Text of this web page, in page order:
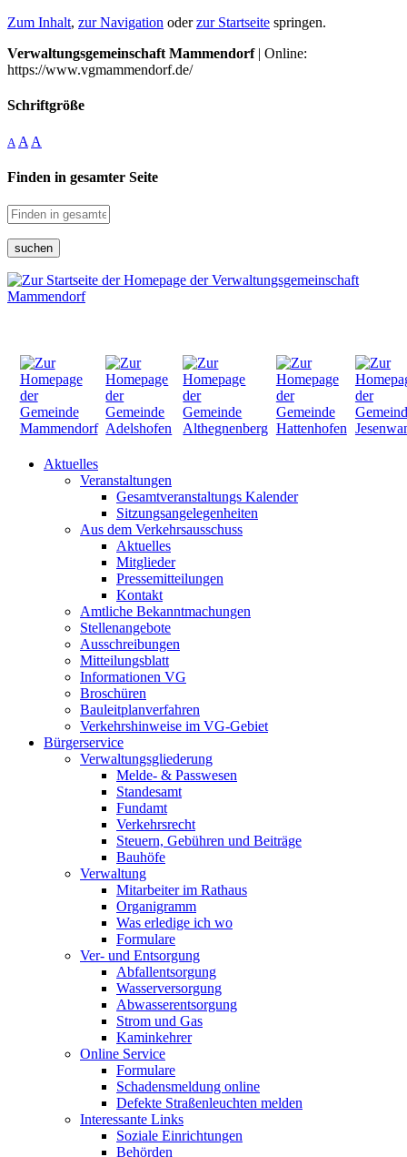
Zum Inhalt, zur Navigation oderzur Startseite springen.
Verwaltungsgemeinschaft Mammendorf| Online:
https://www.vgmammendorf.de/
Schriftgröße
A A A
Finden in gesamter Seite
suchen
Aktuelles
Veranstaltungen
Gesamtveranstaltungs Kalender
Sitzungsangelegenheiten
Aus dem Verkehrsausschuss
Aktuelles
Mitglieder
Pressemitteilungen
Kontakt
Amtliche Bekanntmachungen
Stellenangebote
Ausschreibungen
Mitteilungsblatt
Informationen VG
Broschüren
Bauleitplanverfahren
Verkehrshinweise im VG-Gebiet
Bürgerservice
Verwaltungsgliederung
Melde- & Passwesen
Standesamt
Fundamt
Verkehrsrecht
Steuern, Gebühren und Beiträge
Bauhöfe
Verwaltung
Mitarbeiter im Rathaus
Organigramm
Was erledige ich wo
Formulare
Ver- und Entsorgung
Abfallentsorgung
Wasserversorgung
Abwasserentsorgung
Strom und Gas
Kaminkehrer
Online Service
Formulare
Schadensmeldung online
Defekte Straßenleuchten melden
Interessante Links
Soziale Einrichtungen
Behörden